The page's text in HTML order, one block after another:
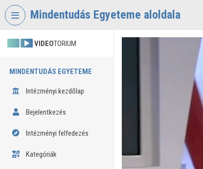
Fejléc kihagyása
Mindentudás Egyeteme aloldala
VIDEOTORIUM
MINDENTUDÁS EGYETEME
Intézményi kezdőlap
Bejelentkezés
Intézményi felfedezés
Kategóriák